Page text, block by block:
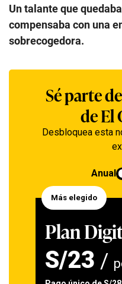
Un talante que
compensaba con una
sobrecogedora.